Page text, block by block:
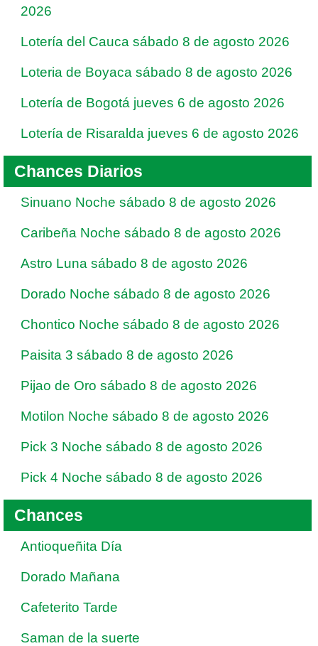
2026
Lotería del Cauca sábado 8 de agosto 2026
Loteria de Boyaca sábado 8 de agosto 2026
Lotería de Bogotá jueves 6 de agosto 2026
Lotería de Risaralda jueves 6 de agosto 2026
Chances Diarios
Sinuano Noche sábado 8 de agosto 2026
Caribeña Noche sábado 8 de agosto 2026
Astro Luna sábado 8 de agosto 2026
Dorado Noche sábado 8 de agosto 2026
Chontico Noche sábado 8 de agosto 2026
Paisita 3 sábado 8 de agosto 2026
Pijao de Oro sábado 8 de agosto 2026
Motilon Noche sábado 8 de agosto 2026
Pick 3 Noche sábado 8 de agosto 2026
Pick 4 Noche sábado 8 de agosto 2026
Chances
Antioqueñita Día
Dorado Mañana
Cafeterito Tarde
Saman de la suerte